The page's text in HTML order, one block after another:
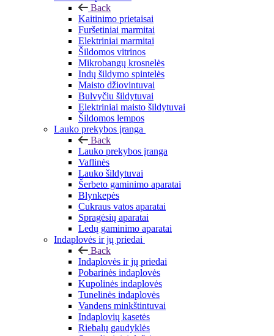
Back
Kaitinimo prietaisai
Furšetiniai marmitai
Elektriniai marmitai
Šildomos vitrinos
Mikrobangų krosnelės
Indų šildymo spintelės
Maisto džiovintuvai
Bulvyčiu šildytuvai
Elektriniai maisto šildytuvai
Šildomos lempos
Lauko prekybos įranga
Back
Lauko prekybos įranga
Vaflinės
Lauko šildytuvai
Šerbeto gaminimo aparatai
Blynkepės
Cukraus vatos aparatai
Spragėsių aparatai
Ledų gaminimo aparatai
Indaplovės ir jų priedai
Back
Indaplovės ir jų priedai
Pobarinės indaplovės
Kupolinės indaplovės
Tunelinės indaplovės
Vandens minkštintuvai
Indaplovių kasetės
Riebalų gaudyklės